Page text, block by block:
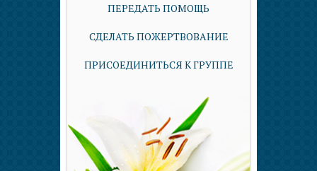
ПЕРЕДАТЬ ПОМОЩЬ
СДЕЛАТЬ ПОЖЕРТВОВАНИЕ
ПРИСОЕДИНИТЬСЯ К ГРУППЕ